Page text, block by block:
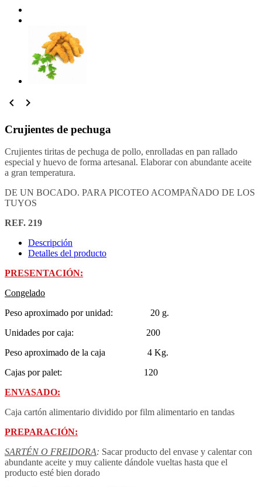
 
Crujientes de pechuga
Crujientes tiritas de pechuga de pollo, enrolladas en pan rallado
especial y huevo de forma artesanal. Elaborar con abundante aceite
a gran temperatura.
DE UN BOCADO. PARA PICOTEO ACOMPAÑADO DE LOS
TUYOS
REF. 219
Descripción
Detalles del producto
PRESENTACIÓN:
Congelado
Peso aproximado por unidad: 20 g.
Unidades por caja: 200
Peso aproximado de la caja 4 Kg.
Cajas por palet: 120
ENVASADO:
Caja cartón alimentario dividido por film alimentario en tandas
PREPARACIÓN:
SARTÉN O FREIDORA: Sacar producto del envase y calentar con
abundante aceite y muy caliente dándole vueltas hasta que el
producto esté bien dorado